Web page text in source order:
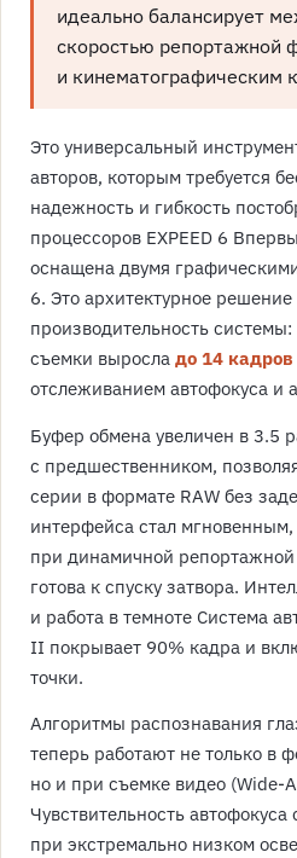
идеально балансирует
скоростью репортажной
и кинематографическим
Это универсальный
авторов, которым требуется
надежность и гибкость
процессоров EXPEED 6
оснащена двумя
6. Это архитектурное
производительность
съемки выросла до 14
отслеживанием автофокуса и
Буфер обмена увеличен в 3.5
с предшественником,
серии в формате RAW без
интерфейса стал
при динамичной репортажной
готова к спуску затвора.
и работа в темноте Система
II покрывает 90% кадра и
точки.
Алгоритмы распознавания
теперь работают не только в
но и при съемке видео (Wide-
Чувствительность
при экстремально низком